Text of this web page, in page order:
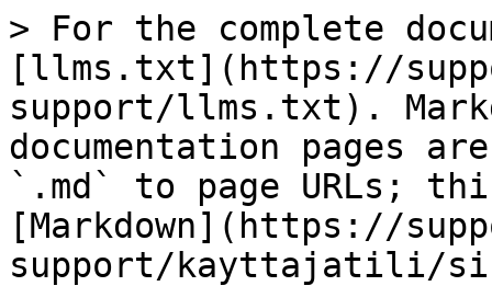
> For the complete
[llms.txt](https://
support/llms.txt).
documentation pages
`.md` to page URLs;
[Markdown](https://
support/kayttajatili/